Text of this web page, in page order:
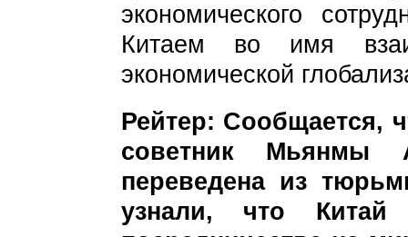
экономического
Китаем во имя
экономической
Рейтер: Сообщается,
советник
переведена из
узнали, что